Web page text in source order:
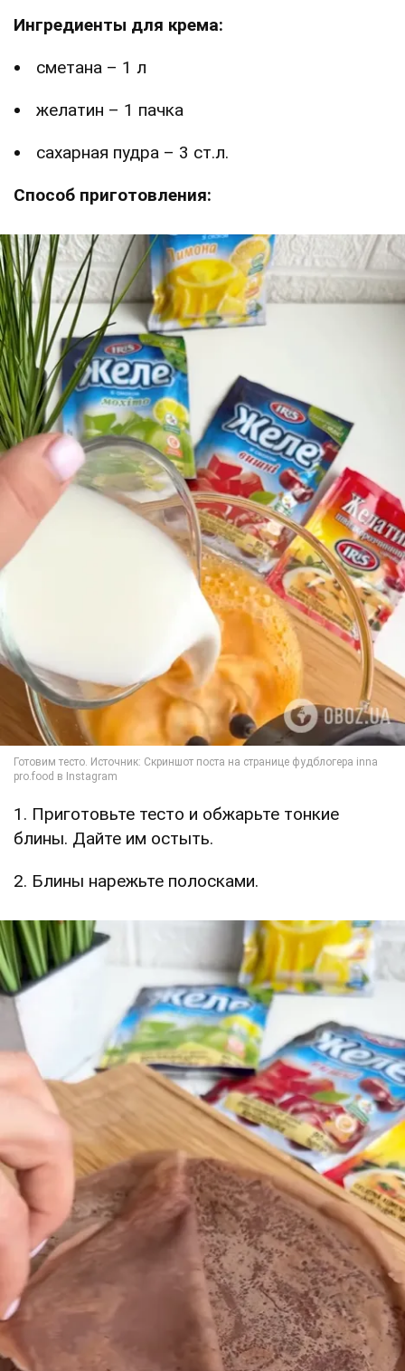
Ингредиенты для крема:
сметана – 1 л
желатин – 1 пачка
сахарная пудра – 3 ст.л.
Способ приготовления:
1. Приготовьте тесто и обжарьте тонкие
блины. Дайте им остыть.
2. Блины нарежьте полосками.